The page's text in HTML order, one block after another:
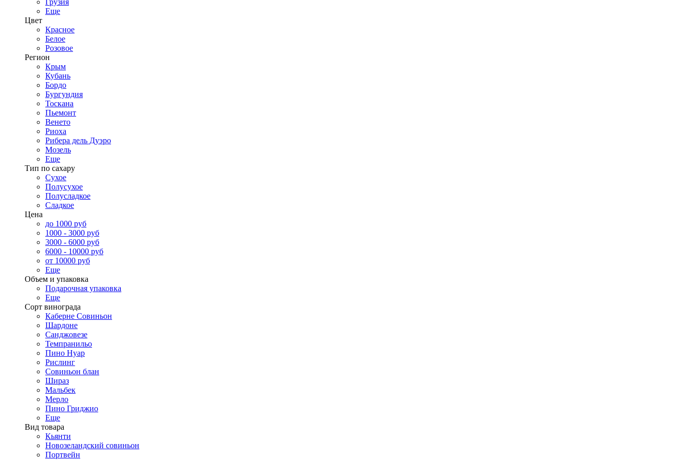
Грузия
Еще
Цвет
Красное
Белое
Розовое
Регион
Крым
Кубань
Бордо
Бургундия
Тоскана
Пьемонт
Венето
Риоха
Рибера дель Дуэро
Мозель
Еще
Тип по сахару
Сухое
Полусухое
Полусладкое
Сладкое
Цена
до 1000 руб
1000 - 3000 руб
3000 - 6000 руб
6000 - 10000 руб
от 10000 руб
Еще
Объем и упаковка
Подарочная упаковка
Еще
Сорт винограда
Каберне Совиньон
Шардоне
Санджовезе
Темпранильо
Пино Нуар
Рислинг
Совиньон блан
Шираз
Мальбек
Мерло
Пино Гриджио
Еще
Вид товара
Кьянти
Новозеландский совиньон
Портвейн